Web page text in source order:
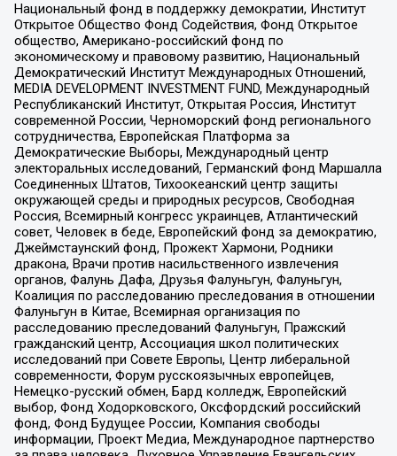
Национальный фонд в поддержку демократии, Институт
Открытое Общество Фонд Содействия, Фонд Открытое
общество, Американо-российский фонд по
экономическому и правовому развитию, Национальный
Демократический Институт Международных Отношений,
MEDIA DEVELOPMENT INVESTMENT FUND, Международный
Республиканский Институт, Открытая Россия, Институт
современной России, Черноморский фонд регионального
сотрудничества, Европейская Платформа за
Демократические Выборы, Международный центр
электоральных исследований, Германский фонд Маршалла
Соединенных Штатов, Тихоокеанский центр защиты
окружающей среды и природных ресурсов, Свободная
Россия, Всемирный конгресс украинцев, Атлантический
совет, Человек в беде, Европейский фонд за демократию,
Джеймстаунский фонд, Прожект Хармони, Родники
дракона, Врачи против насильственного извлечения
органов, Фалунь Дафа, Друзья Фалуньгун, Фалуньгун,
Коалиция по расследованию преследования в отношении
Фалуньгун в Китае, Всемирная организация по
расследованию преследований Фалуньгун, Пражский
гражданский центр, Ассоциация школ политических
исследований при Совете Европы, Центр либеральной
современности, Форум русскоязычных европейцев,
Немецко-русский обмен, Бард колледж, Европейский
выбор, Фонд Ходорковского, Оксфордский российский
фонд, Фонд Будущее России, Компания свободы
информации, Проект Медиа, Международное партнерство